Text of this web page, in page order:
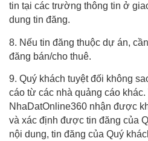
tin tại các trường thông tin ở
dung tin đăng.
8. Nếu tin đăng thuộc dự án,
đăng bán/cho thuê.
9. Quý khách tuyệt đối không
cáo từ các nhà quảng cáo
NhaDatOnline360 nhận được
và xác định được tin đăng của
nội dung, tin đăng của Quý